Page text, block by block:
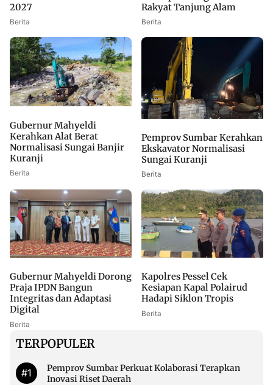
2027
Berita
Rakyat Tanjung Alam
Berita
Gubernur Mahyeldi
Kerahkan Alat Berat
Normalisasi Sungai Banjir
Kuranji
Berita
Pemprov Sumbar Kerahkan
Ekskavator Normalisasi
Sungai Kuranji
Berita
Gubernur Mahyeldi Dorong
Praja IPDN Bangun
Integritas dan Adaptasi
Digital
Berita
Kapolres Pessel Cek
Kesiapan Kapal Polairud
Hadapi Siklon Tropis
Berita
TERPOPULER
#1
Pemprov Sumbar Perkuat Kolaborasi Terapkan
Inovasi Riset Daerah